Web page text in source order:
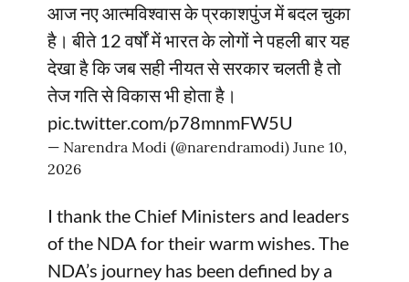
आज नए आत्मविश्वास के प्रकाशपुंज में बदल चुका
है। बीते 12 वर्षों में भारत के लोगों ने पहली बार यह
देखा है कि जब सही नीयत से सरकार चलती है तो
तेज गति से विकास भी होता है।
pic.twitter.com/p78mnmFW5U
— Narendra Modi (@narendramodi) June 10,
2026
I thank the Chief Ministers and leaders
of the NDA for their warm wishes. The
NDA’s journey has been defined by a